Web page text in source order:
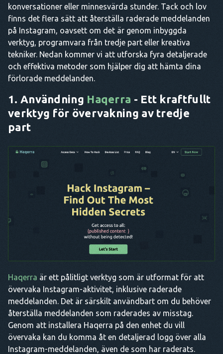
konversationer eller minnesvärda stunder. Tack och lov
finns det flera sätt att återställa raderade meddelanden
på Instagram, oavsett om det är genom inbyggda
verktyg, programvara från tredje part eller kreativa
tekniker. Nedan kommer vi att utforska fyra detaljerade
och effektiva metoder som hjälper dig att hämta dina
förlorade meddelanden.
1. Användning Haqerra - Ett kraftfullt
verktyg för övervakning av tredje
part
Haqerra är ett pålitligt verktyg som är utformat för att
övervaka Instagram-aktivitet, inklusive raderade
meddelanden. Det är särskilt användbart om du behöver
återställa meddelanden som raderades av misstag.
Genom att installera Haqerra på den enhet du vill
övervaka kan du komma åt en detaljerad logg över alla
Instagram-meddelanden, även de som har raderats.